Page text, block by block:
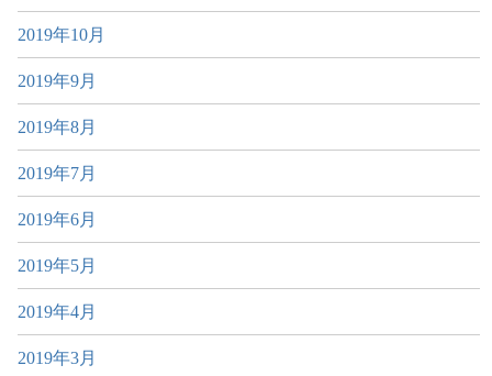
2019年10月
2019年9月
2019年8月
2019年7月
2019年6月
2019年5月
2019年4月
2019年3月